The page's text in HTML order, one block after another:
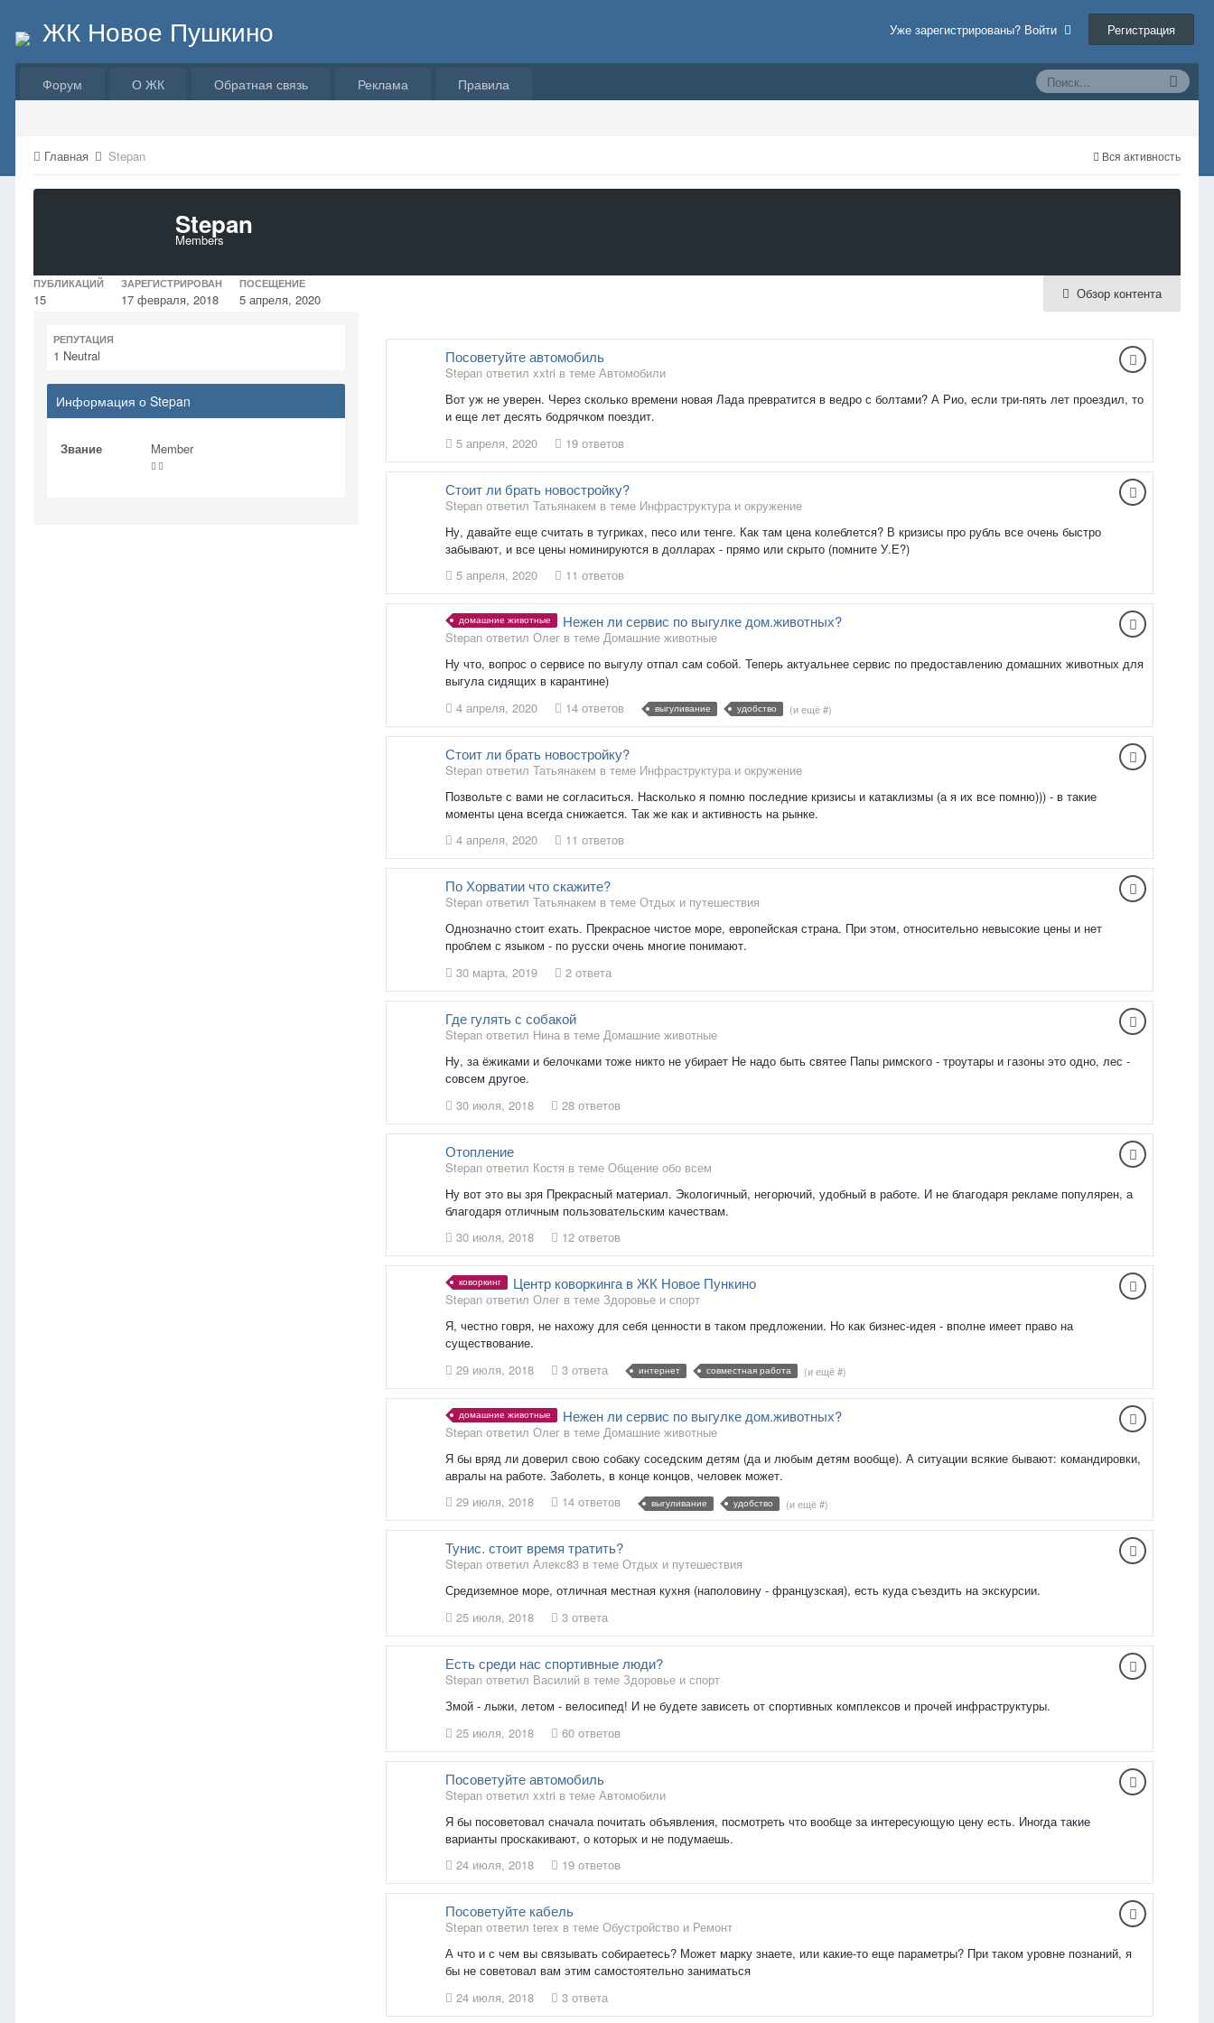
ЖК Новое Пушкино Уже зарегистрированы? Войти Регистрация
Форум О ЖК Обратная связь Реклама Правила
Вся активность
Главная Stepan
Stepan
Members
Обзор контента
ПУБЛИКАЦИЙ
15
ЗАРЕГИСТРИРОВАН
17 февраля, 2018
ПОСЕЩЕНИЕ
5 апреля, 2020
РЕПУТАЦИЯ
1 Neutral
Информация о Stepan
Звание Member
Посоветуйте автомобиль
Stepan ответил xxtri в теме Автомобили
Вот уж не уверен. Через сколько времени новая Лада превратится в ведро с болтами? А Рио, если три-пять лет проездил, то
и еще лет десять бодрячком поездит.
5 апреля, 2020
19 ответов
Стоит ли брать новостройку?
Stepan ответил Татьянакем в теме Инфраструктура и окружение
Ну, давайте еще считать в тугриках, песо или тенге. Как там цена колеблется? В кризисы про рубль все очень быстро
забывают, и все цены номинируются в долларах - прямо или скрыто (помните У.Е?)
5 апреля, 2020
11 ответов
домашние животные Нежен ли сервис по выгулке дом.животных?
Stepan ответил Олег в теме Домашние животные
Ну что, вопрос о сервисе по выгулу отпал сам собой. Теперь актуальнее сервис по предоставлению домашних животных для
выгула сидящих в карантине)
4 апреля, 2020
14 ответов выгуливание удобство (и ещё #)
Стоит ли брать новостройку?
Stepan ответил Татьянакем в теме Инфраструктура и окружение
Позвольте с вами не согласиться. Насколько я помню последние кризисы и катаклизмы (а я их все помню))) - в такие
моменты цена всегда снижается. Так же как и активность на рынке.
4 апреля, 2020
11 ответов
По Хорватии что скажите?
Stepan ответил Татьянакем в теме Отдых и путешествия
Однозначно стоит ехать. Прекрасное чистое море, европейская страна. При этом, относительно невысокие цены и нет
проблем с языком - по русски очень многие понимают.
30 марта, 2019
2 ответа
Где гулять с собакой
Stepan ответил Нина в теме Домашние животные
Ну, за ёжиками и белочками тоже никто не убирает Не надо быть святее Папы римского - троутары и газоны это одно, лес -
совсем другое.
30 июля, 2018
28 ответов
Отопление
Stepan ответил Костя в теме Общение обо всем
Ну вот это вы зря Прекрасный материал. Экологичный, негорючий, удобный в работе. И не благодаря рекламе популярен, а
благодаря отличным пользовательским качествам.
30 июля, 2018
12 ответов
коворкинг Центр коворкинга в ЖК Новое Пункино
Stepan ответил Олег в теме Здоровье и спорт
Я, честно говря, не нахожу для себя ценности в таком предложении. Но как бизнес-идея - вполне имеет право на
существование.
29 июля, 2018
3 ответа интернет совместная работа (и ещё #)
домашние животные Нежен ли сервис по выгулке дом.животных?
Stepan ответил Олег в теме Домашние животные
Я бы вряд ли доверил свою собаку соседским детям (да и любым детям вообще). А ситуации всякие бывают: командировки,
авралы на работе. Заболеть, в конце концов, человек может.
29 июля, 2018
14 ответов выгуливание удобство (и ещё #)
Тунис. стоит время тратить?
Stepan ответил Алекс83 в теме Отдых и путешествия
Средиземное море, отличная местная кухня (наполовину - французская), есть куда съездить на экскурсии.
25 июля, 2018
3 ответа
Есть среди нас спортивные люди?
Stepan ответил Василий в теме Здоровье и спорт
Змой - лыжи, летом - велосипед! И не будете зависеть от спортивных комплексов и прочей инфраструктуры.
25 июля, 2018
60 ответов
Посоветуйте автомобиль
Stepan ответил xxtri в теме Автомобили
Я бы посоветовал сначала почитать объявления, посмотреть что вообще за интересующую цену есть. Иногда такие
варианты проскакивают, о которых и не подумаешь.
24 июля, 2018
19 ответов
Посоветуйте кабель
Stepan ответил terex в теме Обустройство и Ремонт
А что и с чем вы связывать собираетесь? Может марку знаете, или какие-то еще параметры? При таком уровне познаний, я
бы не советовал вам этим самостоятельно заниматься
24 июля, 2018
3 ответа